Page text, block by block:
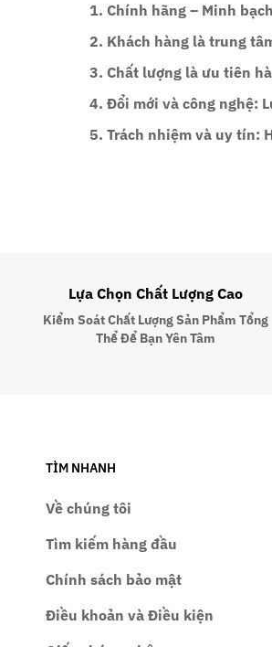
Chính hãng – Minh bạch
Khách hàng là trung
Chất lượng là ưu tiên
Đổi mới và công nghệ:
Trách nhiệm và uy tín:
Lựa Chọn Chất Lượng Cao
Kiểm Soát Chất Lượng Sản Phẩm Tổng
Thể Để Bạn Yên Tâm
TÌM NHANH
Về chúng tôi
Tìm kiếm hàng đầu
Chính sách bảo mật
Điều khoản và Điều kiện